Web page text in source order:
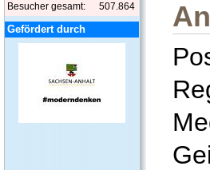
Besucher gesamt: 507.864
Gefördert durch